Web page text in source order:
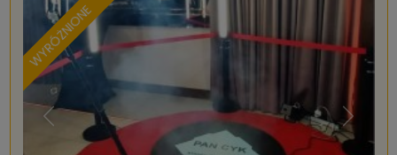
WYRÓŻNIONE
Poprzednia